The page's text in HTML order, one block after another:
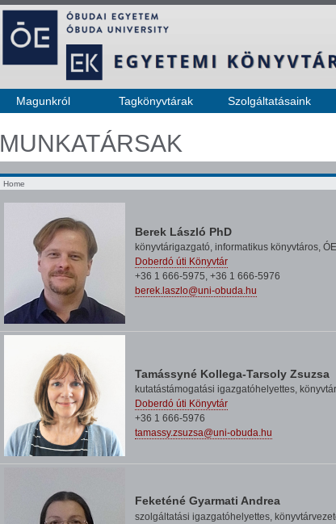
Magunkról Tagkönyvtárak Szolgáltatásaink
MUNKATÁRSAK
Home
Berek László PhD
könyvtárigazgató, informatikus könyvtáros,
Doberdó úti Könyvtár
+36 1 666-5975, +36 1 666-5976
berek.laszlo@uni-obuda.hu
Tamássyné Kollega-Tarsoly Zsuzsa
kutatástámogatási igazgatóhelyettes,
Doberdó úti Könyvtár
+36 1 666-5976
tamassy.zsuzsa@uni-obuda.hu
Feketéné Gyarmati Andrea
szolgáltatási igazgatóhelyettes,